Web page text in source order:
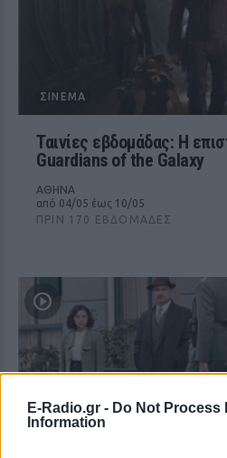
E-Radio.gr - Do Not Process
Information
ΣΙΝΕΜΆ
Ταινίες εβδομάδας: Η
Guardians of the Galaxy
ΑΘΗΝΑ
από 04/05 έως 10/05
ΠΡΙΝ 170 ΕΒΔΟΜΆΔΕΣ